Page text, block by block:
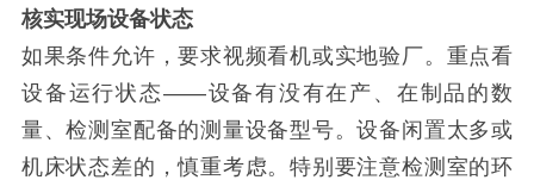
核实现场设备状态
如果条件允许，要求视频看机或实地验厂。重点看
设备运行状态——设备有没有在产、在制品的数
量、检测室配备的测量设备型号。设备闲置太多或
机床状态差的，慎重考虑。特别要注意检测室的环